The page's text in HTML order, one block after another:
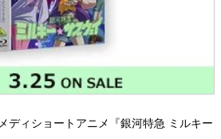
ディショートアニメ『銀河特急 ミルキー